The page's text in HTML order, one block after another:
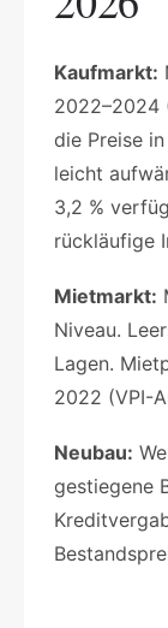
Kaufmarkt:
2022–2024
die Preise
leicht
3,2 %
rückläufige
Mietmarkt:
Niveau.
Lagen.
2022 (VPI-
Neubau:
gestiegene